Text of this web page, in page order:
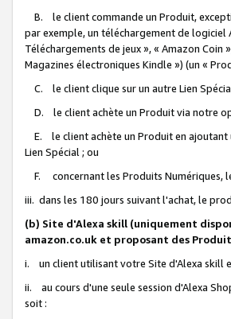
B. le client commande un Produit,
par exemple, un téléchargement de logiciel
Téléchargements de jeux », « Amazon Coin
Magazines électroniques Kindle ») (un «
C. le client clique sur un autre Lien
D. le client achète un Produit via notre
E. le client achète un Produit en ajoutant
Lien Spécial ; ou
F. concernant les Produits Numériques,
iii. dans les 180 jours suivant l'achat, le
(b) Site d'Alexa skill (uniquement
amazon.co.uk et proposant des
i. un client utilisant votre Site d'Alexa skill
ii. au cours d'une seule session d'Alexa
soit :